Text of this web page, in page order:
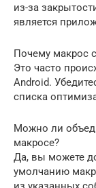
из-за
является
Почему макрос
Это часто
Android.
списка
Можно ли
макросе?
Да, вы можете
умолчанию